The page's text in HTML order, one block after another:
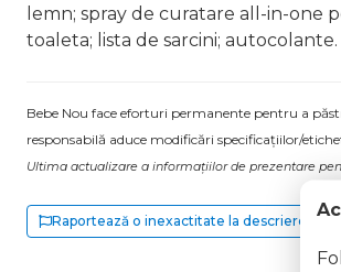
lemn; spray de curatare all-in-
toaleta; lista de sarcini;
Bebe Nou face eforturi permanente pentru a
responsabilă aduce modificări specificațiilor/
Ultima actualizare a informațiilor de prezentare
Raportează o inexactitate la descriere